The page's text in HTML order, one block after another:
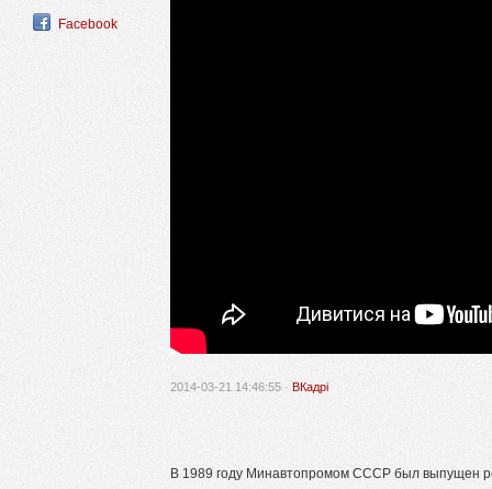
Facebook
2014-03-21 14:46:55 · ВКадрі
В 1989 году Минавтопромом СССР был выпущен